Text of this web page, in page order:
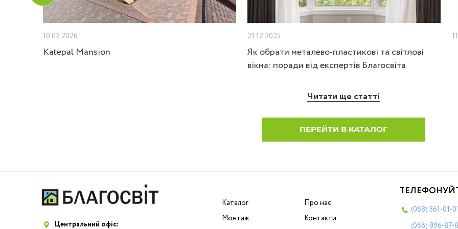
10.02.2026
Katepal Mansion
21.12.2025
Як обрати металево-пластикові та світлові
вікна: поради від експертів Благосвіта
Читати ще статті
ПЕРЕЙТИ В КАТАЛОГ
Центральний офіс:
Каталог
Монтаж
Про нас
Контакти
(068) 561-01-01
(066) 896-87-